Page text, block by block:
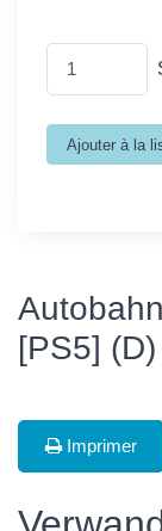
[PS5] (D)
Imprimer